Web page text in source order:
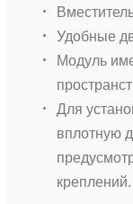
Удобные
Модуль
Для
вплотную
креплений.